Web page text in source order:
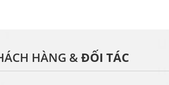
HÀNG &ĐỐI TÁC